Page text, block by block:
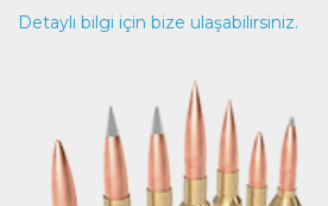
Detaylı bilgi için bize ulaşabilirsiniz.